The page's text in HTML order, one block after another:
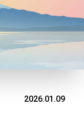
2026.01.09